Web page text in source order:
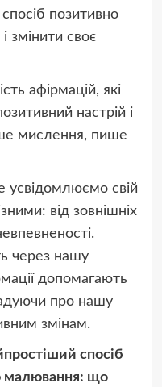
позитивно
змінити своє
афірмацій, які
настрій і
мислення, пише
усвідомлюємо свій
від зовнішніх
через нашу
допомагають
про нашу
змінам.
спосіб
малювання: що